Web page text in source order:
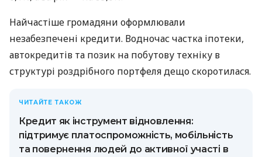
Найчастіше громадяни оформлювали
незабезпечені кредити. Водночас частка іпотеки,
автокредитів та позик на побутову техніку в
структурі роздрібного портфеля дещо скоротилася.
ЧИТАЙТЕ ТАКОЖ
Кредит як інструмент відновлення:
підтримує платоспроможність, мобільність
та повернення людей до активної участі в